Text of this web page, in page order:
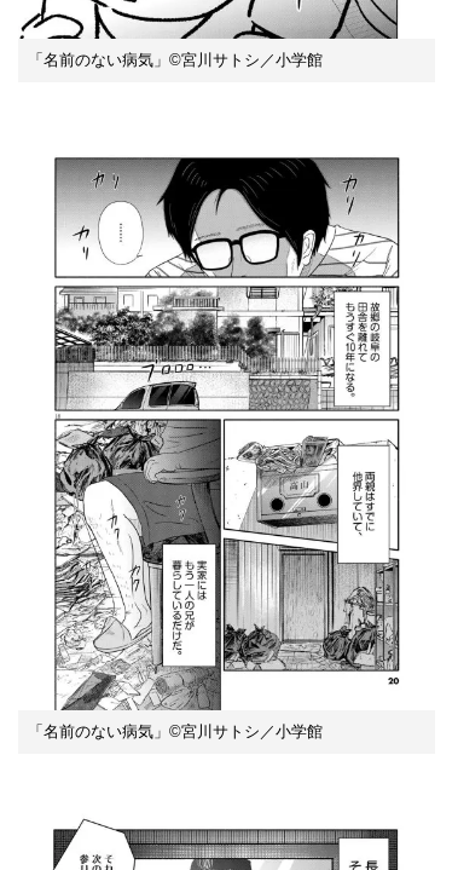
「名前のない病気」©宮川サトシ／小学館
「名前のない病気」©宮川サトシ／小学館